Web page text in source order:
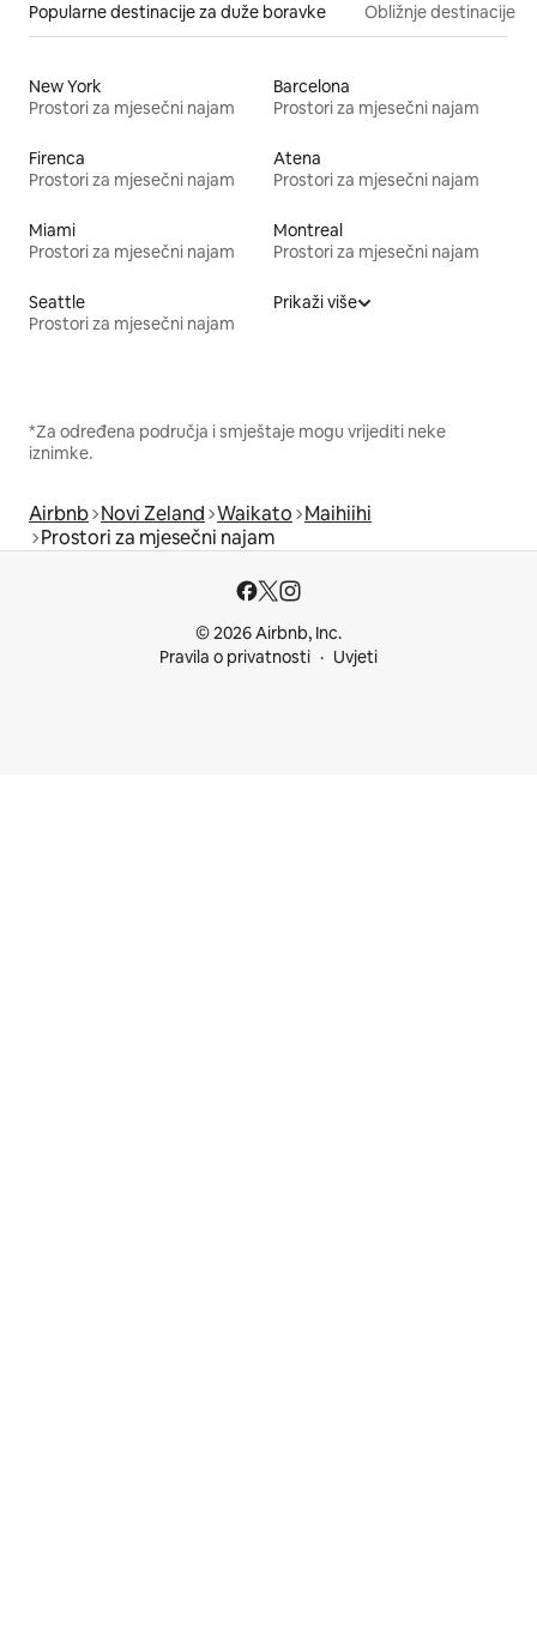
Popularne destinacije za duže boravke Obližnje destinacije
New York
Prostori za mjesečni najam
Barcelona
Prostori za mjesečni najam
Firenca
Prostori za mjesečni najam
Atena
Prostori za mjesečni najam
Miami
Prostori za mjesečni najam
Montreal
Prostori za mjesečni najam
Seattle
Prostori za mjesečni najam
Prikaži više
*Za određena područja i smještaje mogu vrijediti neke
iznimke.
Airbnb Novi Zeland Waikato Maihiihi
Prostori za mjesečni najam
© 2026 Airbnb, Inc.
Pravila o privatnosti
Uvjeti